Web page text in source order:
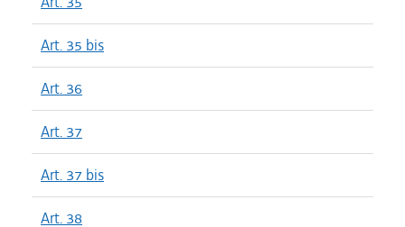
Art. 35 bis
Art. 36
Art. 37
Art. 37 bis
Art. 38